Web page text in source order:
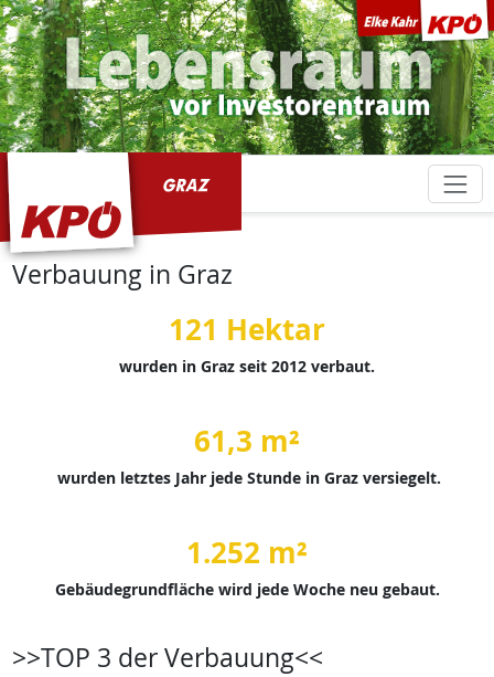
Verbauung in Graz
121 Hektar
wurden in Graz seit 2012 verbaut.
61,3 m²
wurden letztes Jahr jede Stunde in Graz versiegelt.
1.252 m²
Gebäudegrundfläche wird jede Woche neu gebaut.
>>TOP 3 der Verbauung<<